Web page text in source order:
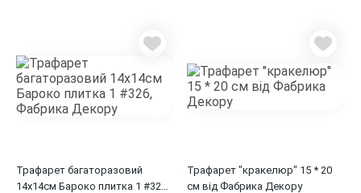
Трафарет багаторазовий
14x14см Бароко плитка 1 #326,
Трафарет "кракелюр" 15 * 20
см від Фабрика Декору